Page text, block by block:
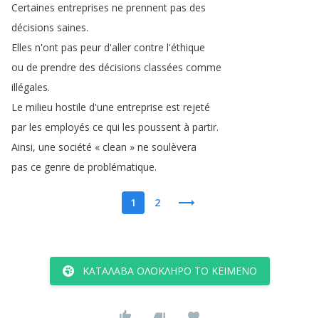
Certaines entreprises ne prennent pas des
décisions saines.
Elles n'ont pas peur d'aller contre l'éthique
ou de prendre des décisions classées comme
illégales.
Le milieu hostile d'une entreprise est rejeté
par les employés ce qui les poussent à partir.
Ainsi, une société « clean » ne soulèvera
pas ce genre de problématique.
1 2
ΚΑΤΆΛΑΒΑ ΟΛΌΚΛΗΡΟ ΤΟ ΚΕΊΜΕΝΟ